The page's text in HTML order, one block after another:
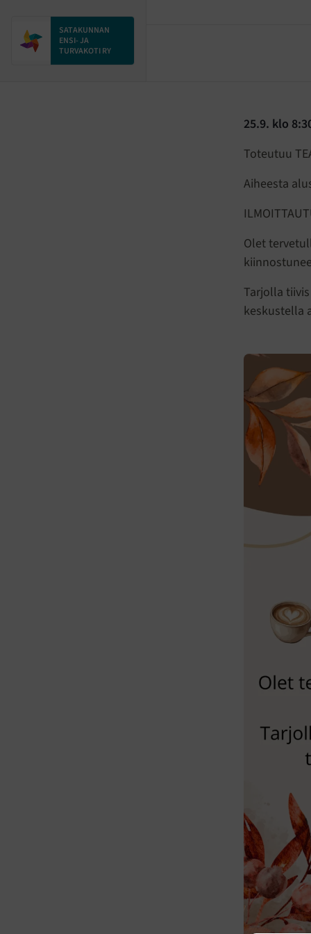
SATAKUNNAN
ENSI- JA
TURVAKOTI RY
25.9. klo
Toteutuu
Aiheesta
Olet
Tarjolla
keskustella